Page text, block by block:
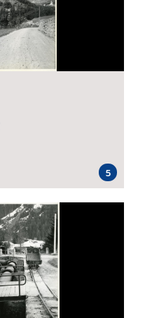
5